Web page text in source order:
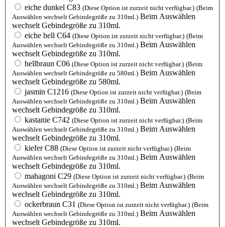
eiche dunkel C83 (Diese Option ist zurzeit nicht verfügbar.) (Beim
Auswählen wechselt Gebindegröße zu 310ml.) Beim Auswählen
wechselt Gebindegröße zu 310ml.
eiche hell C64 (Diese Option ist zurzeit nicht verfügbar.) (Beim
Auswählen wechselt Gebindegröße zu 310ml.) Beim Auswählen
wechselt Gebindegröße zu 310ml.
hellbraun C06 (Diese Option ist zurzeit nicht verfügbar.) (Beim
Auswählen wechselt Gebindegröße zu 580ml.) Beim Auswählen
wechselt Gebindegröße zu 580ml.
jasmin C1216 (Diese Option ist zurzeit nicht verfügbar.) (Beim
Auswählen wechselt Gebindegröße zu 310ml.) Beim Auswählen
wechselt Gebindegröße zu 310ml.
kastanie C742 (Diese Option ist zurzeit nicht verfügbar.) (Beim
Auswählen wechselt Gebindegröße zu 310ml.) Beim Auswählen
wechselt Gebindegröße zu 310ml.
kiefer C88 (Diese Option ist zurzeit nicht verfügbar.) (Beim
Auswählen wechselt Gebindegröße zu 310ml.) Beim Auswählen
wechselt Gebindegröße zu 310ml.
mahagoni C29 (Diese Option ist zurzeit nicht verfügbar.) (Beim
Auswählen wechselt Gebindegröße zu 310ml.) Beim Auswählen
wechselt Gebindegröße zu 310ml.
ockerbraun C31 (Diese Option ist zurzeit nicht verfügbar.) (Beim
Auswählen wechselt Gebindegröße zu 310ml.) Beim Auswählen
wechselt Gebindegröße zu 310ml.